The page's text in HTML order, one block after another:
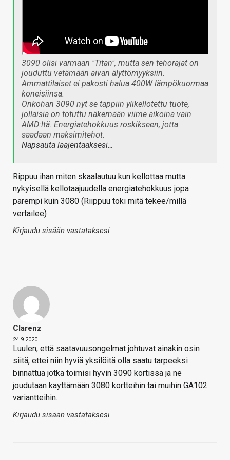
3090 olisi varmaan "Titan", mutta sen tehorajat on
jouduttu vetämään aivan älyttömyyksiin.
Ammattilaiset ei pakosti halua 400W lämpökuormaa
koneisiinsa.
Onkohan 3090 nyt se tappiin ylikellotettu tuote,
jollaisia on totuttu näkemään viime aikoina vain
AMD:ltä. Energiatehokkuus roskikseen, jotta
saadaan maksimitehot.
Napsauta laajentaaksesi…
Rippuu ihan miten skaalautuu kun kellottaa mutta
nykyisellä kellotaajuudella energiatehokkuus jopa
parempi kuin 3080 (Riippuu toki mitä tekee/millä
vertailee)
Kirjaudu sisään vastataksesi
Clarenz
24.9.2020
Luulen, että saatavuusongelmat johtuvat ainakin osin
siitä, ettei niin hyviä yksilöitä olla saatu tarpeeksi
binnattua jotka toimisi hyvin 3090 kortissa ja ne
joudutaan käyttämään 3080 kortteihin tai muihin GA102
variantteihin.
Kirjaudu sisään vastataksesi